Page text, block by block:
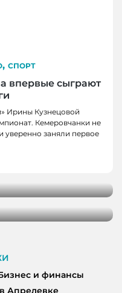
, СПОРТ
впервые сыграют
Ирины Кузнецовой
Кемеровчанки не
уверенно заняли первое
практику
НОВОСТИ
и финансы
Апрелевке